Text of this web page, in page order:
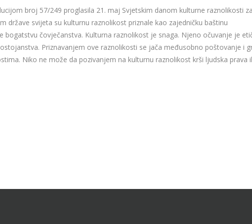
broj 57/249 proglasila 21. maj Svjetskim danom kulturne raznolikosti za
države svijeta su kulturnu raznolikost priznale kao zajedničku baštinu
bogatstvu čovječanstva. Kulturna raznolikost je snaga. Njeno očuvanje je
Priznavanjem ove raznolikosti se jača međusobno poštovanje i
Niko ne može da pozivanjem na kulturnu raznolikost krši ljudska prava